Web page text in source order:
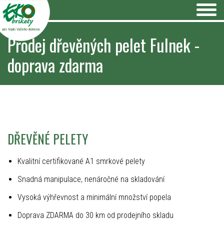
pro teplo Vašeho domova
Prodej dřevěných pelet Fulnek -
doprava zdarma
DŘEVĚNÉ PELETY
Kvalitní certifikované A1 smrkové pelety
Snadná manipulace, nenáročné na skladování
Vysoká výhřevnost a minimální množství popela
Doprava ZDARMA do 30 km od prodejního skladu